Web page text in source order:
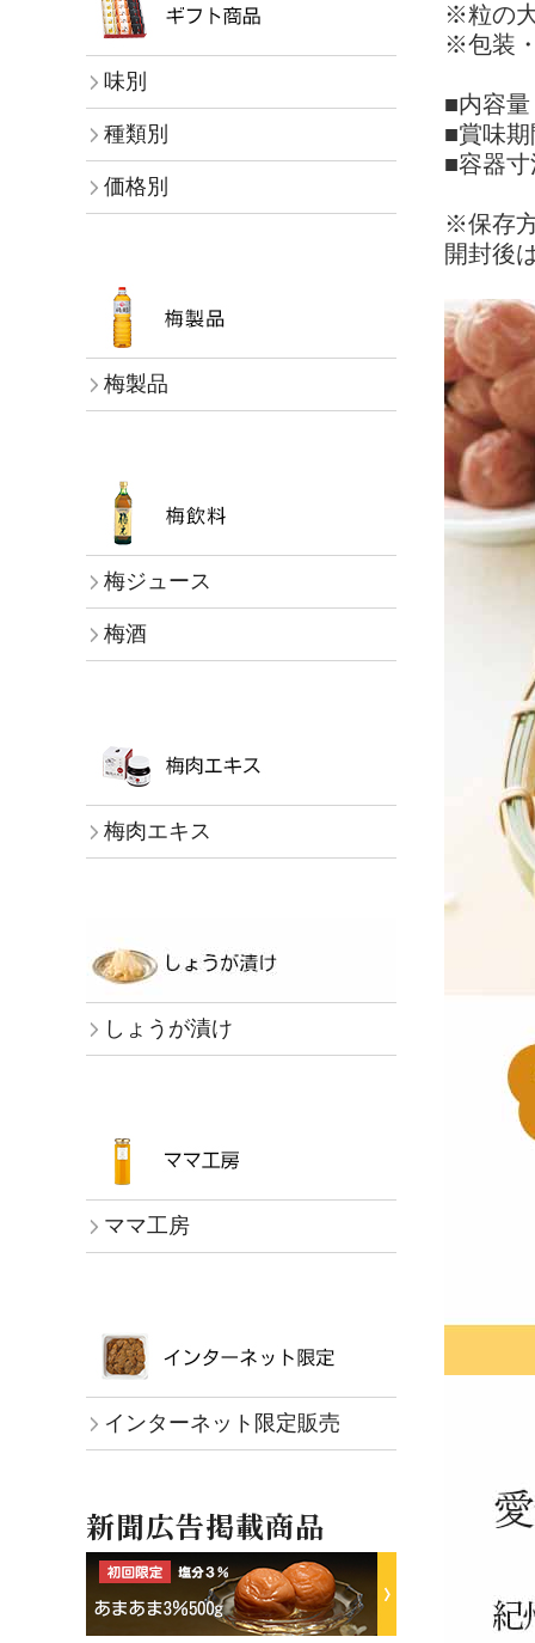
※粒の
※包装
■内容
■賞味
■容器
※保存
開封後
味別
種類別
価格別
梅製品
梅ジュース
梅酒
梅肉エキス
しょうが漬け
ママ工房
インターネット限定販売
新聞広告掲載商品